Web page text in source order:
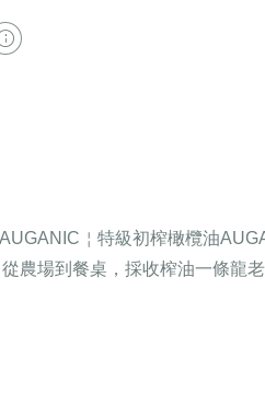
￤特級初榨橄欖油
從農場到餐桌，採收榨油一條龍